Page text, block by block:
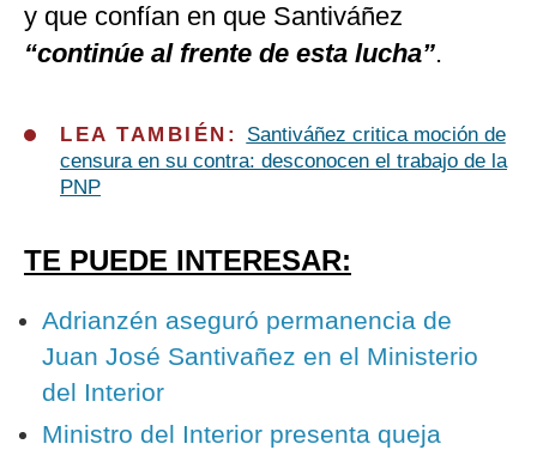
y que confían en que Santiváñez
“continúe al frente de esta lucha”.
LEA TAMBIÉN: Santiváñez critica moción de
censura en su contra: desconocen el trabajo de la
PNP
TE PUEDE INTERESAR:
Adrianzén aseguró permanencia de
Juan José Santivañez en el Ministerio
del Interior
Ministro del Interior presenta queja